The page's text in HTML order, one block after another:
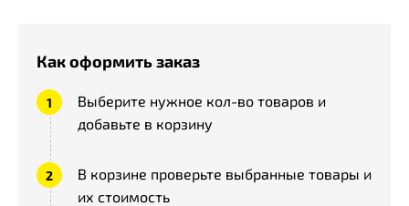
Как оформить заказ
Выберите нужное кол-во товаров и
добавьте в корзину
В корзине проверьте выбранные товары и
их стоимость